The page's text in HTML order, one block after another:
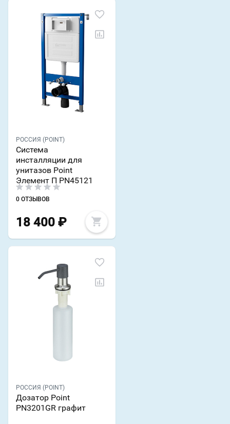
РОССИЯ (POINT)
Система
инсталляции для
унитазов Point
Элемент П PN45121
0 ОТЗЫВОВ
18 400 ₽
РОССИЯ (POINT)
Дозатор Point
PN3201GR графит